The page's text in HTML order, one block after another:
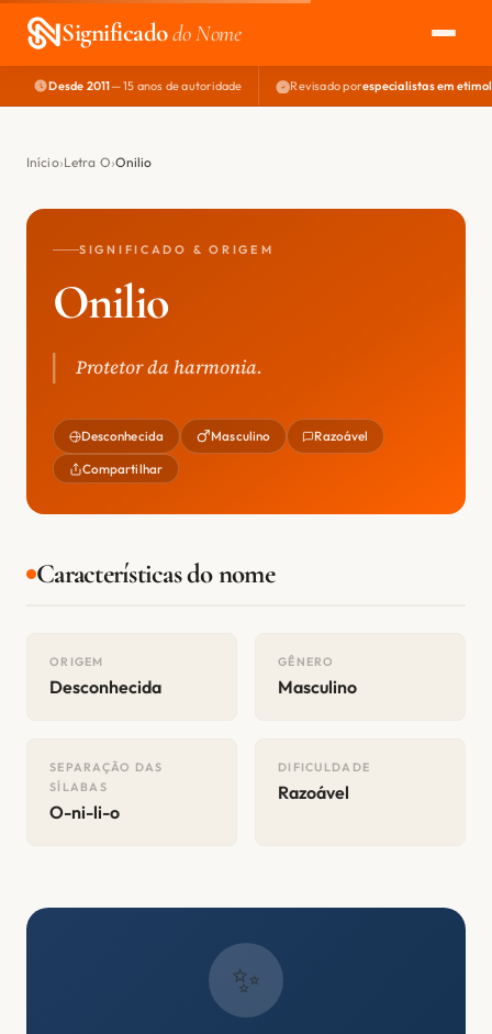
Significadodo Nome
EXPLORAR
NOME PERFEITO
Desde 2011— 15 anos de autoridade Revisado porespecialistas em
Início Letra O Onilio
SIGNIFICADO & ORIGEM
Onilio
Protetor da harmonia.
Desconhecida Masculino Razoável
Compartilhar
Características do nome
ORIGEM
Desconhecida
GÊNERO
Masculino
SEPARAÇÃO DAS
SÍLABAS
O-ni-li-o
DIFICULDADE
Razoável
✨